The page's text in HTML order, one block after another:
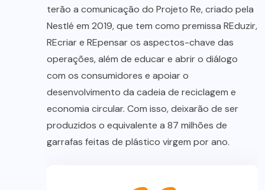
terão a comunicação do Projeto Re, criado pela
Nestlé em 2019, que tem como premissa REduzir,
REcriar e REpensar os aspectos-chave das
operações, além de educar e abrir o diálogo
com os consumidores e apoiar o
desenvolvimento da cadeia de reciclagem e
economia circular. Com isso, deixarão de ser
produzidos o equivalente a 87 milhões de
garrafas feitas de plástico virgem por ano.